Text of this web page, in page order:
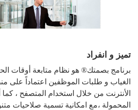
تميز و انفراد
برنامج بصمتك® هو نظام متابعة أوقات
الغياب و طلبات الموظفين اعتماداً
الأنترنت من خلال استخدام المتصفح ، كما
المحمولة ،مع امكانية تسمية صلاحيات